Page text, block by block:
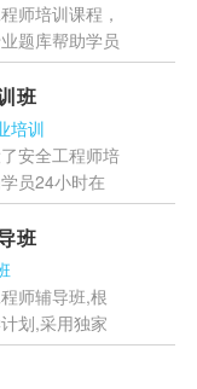
师培训课程，
题库帮助学员
讲历年真题与
握考试方向，
...[详情]
班
培训
安全工程师培
员24小时在
助学员了解自
的帮助学员制
班
师辅导班,根
划,采用独家
把手教学,精
学员能够顺